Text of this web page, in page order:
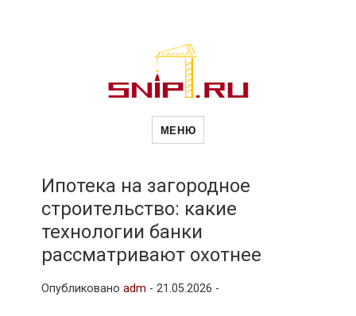
Новости
и
рубрики
МЕНЮ
Ипотека на загородное
строительство: какие
технологии банки
рассматривают охотнее
Опубликовано adm - 21.05.2026 -